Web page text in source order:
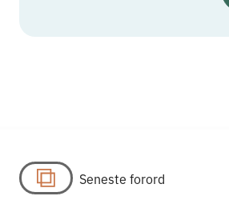
Seneste forord